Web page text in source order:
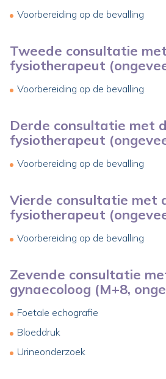
Voorbereiding op de bevalling
Tweede consultatie
fysiotherapeut
Voorbereiding op de bevalling
Derde consultatie met
fysiotherapeut
Voorbereiding op de bevalling
Vierde consultatie met
fysiotherapeut
Voorbereiding op de bevalling
Zevende consultatie
gynaecoloog (M+8,
Foetale echografie
Bloeddruk
Urineonderzoek